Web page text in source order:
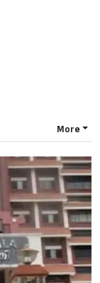
More